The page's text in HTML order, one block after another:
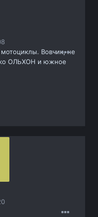
Вовчик, не
ОЛЬХОН и южное